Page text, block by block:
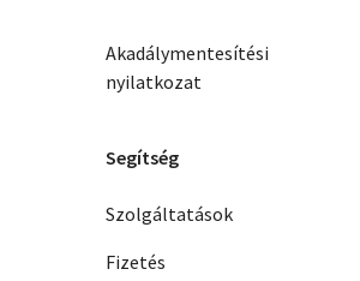
Akadálymentesítési
nyilatkozat
Segítség
Szolgáltatások
Fizetés